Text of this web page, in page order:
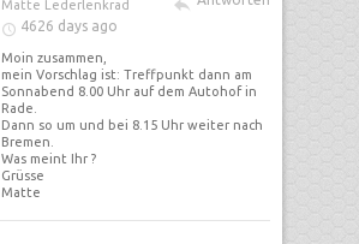
Matte Lederlenkrad
4626 days ago
Moin zusammen,
mein Vorschlag ist: Treffpunkt dann am
Sonnabend 8.00 Uhr auf dem Autohof in
Rade.
Dann so um und bei 8.15 Uhr weiter nach
Bremen.
Was meint Ihr ?
Grüsse
Matte